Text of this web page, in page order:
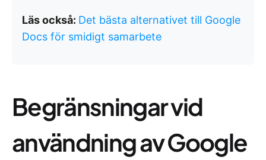
Läs också: Det bästa alternativet till Google
Docs för smidigt samarbete
Begränsningar vid
användning av Google